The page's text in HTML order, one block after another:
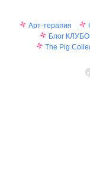
Арт-терапия
Блог
The Pig